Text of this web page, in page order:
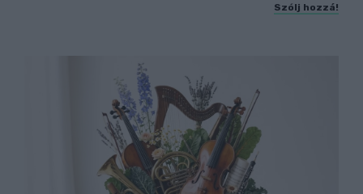
Szólj hozzá!